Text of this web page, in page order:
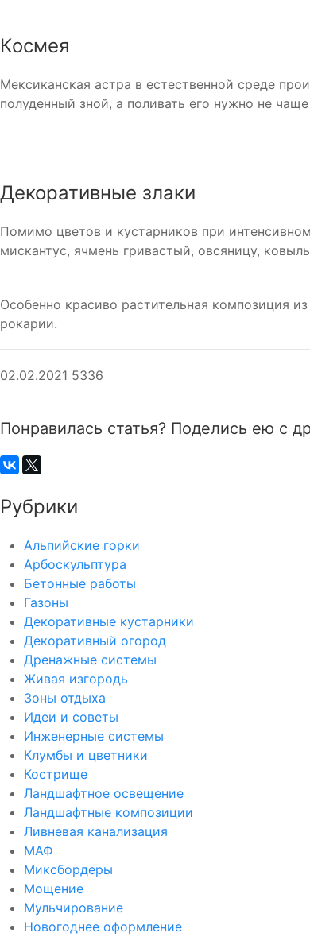
Космея
Мексиканская астра в естественной среде
полуденный зной, а поливать его нужно не
Декоративные злаки
Помимо цветов и кустарников при
мискантус, ячмень гривастый, овсяницу,
Особенно красиво растительная композиция
рокарии.
02.02.2021 5336
Понравилась статья? Поделись ею с
Рубрики
Альпийские горки
Арбоскульптура
Бетонные работы
Газоны
Декоративные кустарники
Декоративный огород
Дренажные системы
Живая изгородь
Зоны отдыха
Идеи и советы
Инженерные системы
Клумбы и цветники
Кострище
Ландшафтное освещение
Ландшафтные композиции
Ливневая канализация
МАФ
Миксбордеры
Мощение
Мульчирование
Новогоднее оформление